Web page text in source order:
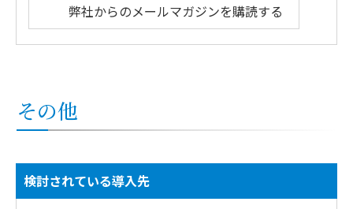
弊社からのメールマガジンを購読する
その他
検討されている導入先